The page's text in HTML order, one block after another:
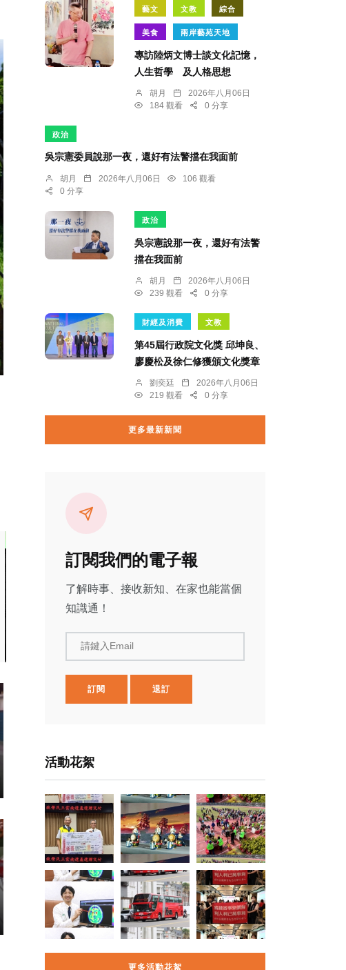
藝文 文教 綜合
美食 兩岸藝苑天地
專訪陸炳文博士談文化記憶，
人生哲學 及人格思想
胡月
2026年八月06日
184 觀看
0 分享
政治
吳宗憲委員說那一夜，還好有法警擋在我面前
胡月 2026年八月06日
106 觀看
0 分享
政治
吳宗憲說那一夜，還好有法警
擋在我面前
胡月
2026年八月06日
239 觀看
0 分享
財經及消費 文教
第45屆行政院文化獎 邱坤良、
廖慶松及徐仁修獲頒文化獎章
劉奕廷
2026年八月06日
219 觀看
0 分享
更多最新新聞
訂閱我們的電子報
了解時事、接收新知、在家也能當個
知識通！
請鍵入Email
訂閱 退訂
活動花絮
更多活動花絮